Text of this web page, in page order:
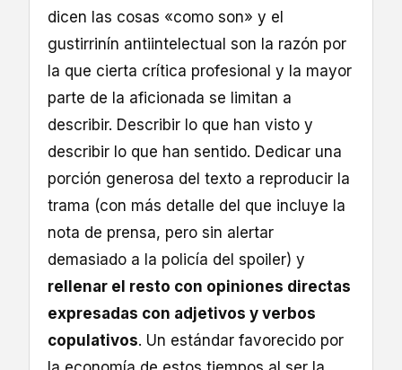
dicen las cosas «como son» y el
gustirrinín antiintelectual son la razón por
la que cierta crítica profesional y la mayor
parte de la aficionada se limitan a
describir. Describir lo que han visto y
describir lo que han sentido. Dedicar una
porción generosa del texto a reproducir la
trama (con más detalle del que incluye la
nota de prensa, pero sin alertar
demasiado a la policía del spoiler) y
rellenar el resto con opiniones directas
expresadas con adjetivos y verbos
copulativos. Un estándar favorecido por